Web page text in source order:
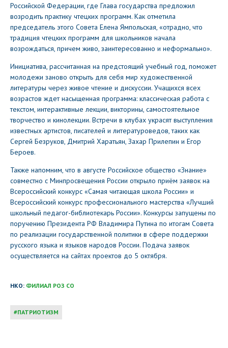
Российской Федерации, где Глава государства предложил
возродить практику чтецких программ. Как отметила
председатель этого Совета Елена Ямпольская, «отрадно, что
традиция чтецких программ для школьников начала
возрождаться, причем живо, заинтересованно и неформально».
Инициатива, рассчитанная на предстоящий учебный год, поможет
молодежи заново открыть для себя мир художественной
литературы через живое чтение и дискуссии. Учащихся всех
возрастов ждет насыщенная программа: классическая работа с
текстом, интерактивные лекции, викторины, самостоятельное
творчество и кинолекции. Встречи в клубах украсят выступления
известных артистов, писателей и литературоведов, таких как
Сергей Безруков, Дмитрий Харатьян, Захар Прилепин и Егор
Бероев.
Также напомним, что в августе Российское общество «Знание»
совместно с Минпросвещения России открыло приём заявок на
Всероссийский конкурс «Самая читающая школа России» и
Всероссийский конкурс профессионального мастерства «Лучший
школьный педагог-библиотекарь России». Конкурсы запущены по
поручению Президента РФ Владимира Путина по итогам Совета
по реализации государственной политики в сфере поддержки
русского языка и языков народов России. Подача заявок
осуществляется на сайтах проектов до 5 октября.
НКО: ФИЛИАЛ РОЗ СО
ПАТРИОТИЗМ